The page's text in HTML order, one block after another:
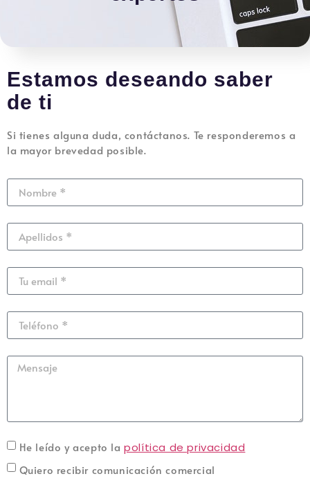
Estamos deseando saber
de ti
Si tienes alguna duda, contáctanos. Te responderemos a
la mayor brevedad posible.
He leído y acepto lapolítica de privacidad
Quiero recibir comunicación comercial